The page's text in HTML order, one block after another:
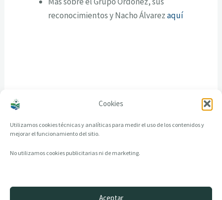
Cookies
Utilizamos cookies técnicas y analíticas para medir el uso de los contenidos y
mejorar el funcionamiento del sitio.
No utilizamos cookies publicitarias ni de marketing.
Aceptar
reconocimientos y Nacho Álvarezaquí